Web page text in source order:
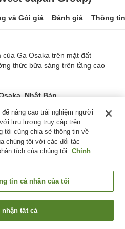
và Gói giá Đánh giá Thông
Ga Osaka trên mặt đất
thức bữa sáng trên tầng cao
Nhật Bản
lượt
Giặt ủi có phí
trống
nâng cao trải nghiệm người
lưu lượng truy cập trên
tôi cũng chia sẻ thông tin về
chúng tôi với các đối tác
tích của chúng tôi. Chính
tin cá nhân của tôi
nhận tất cả